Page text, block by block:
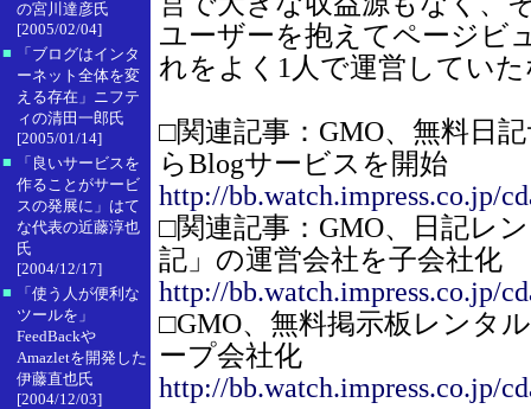
の宮川達彦氏
[2005/02/04]
■
「ブログはインタ
ーネット全体を変
える存在」ニフテ
ィの清田一郎氏
[2005/01/14]
■
「良いサービスを
作ることがサービ
スの発展に」はて
な代表の近藤淳也
氏
[2004/12/17]
■
「使う人が便利な
ツールを」
FeedBackや
Amazletを開発した
伊藤直也氏
[2004/12/03]
ユーザーを抱えてページビ
れをよく1人で運営してい
□関連記事：GMO、無料日
らBlogサービスを開始
http://bb.watch.impress.co.jp/
□関連記事：GMO、日記レ
記」の運営会社を子会社化
http://bb.watch.impress.co.jp/
□GMO、無料掲示板レンタ
ープ会社化
http://bb.watch.impress.co.jp/